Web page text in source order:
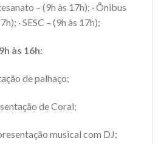
– (9h às 17h); · Ônibus
· SESC – (9h às 17h);
às 16h:
de palhaço;
de Coral;
musical com DJ;